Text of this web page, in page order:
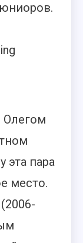
Олегом
эта пара
место.